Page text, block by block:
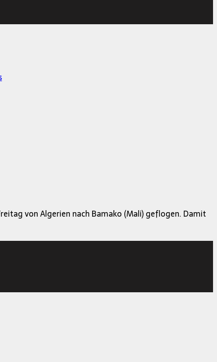
von Algerien nach Bamako (Mali) geflogen. Damit